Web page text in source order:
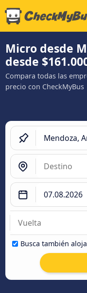
Micro desde
desde
Compara todas las
precio con CheckMyBus
Busca también